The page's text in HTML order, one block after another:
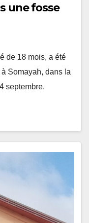
une fosse
de 18 mois, a été
Somayah, dans la
septembre.